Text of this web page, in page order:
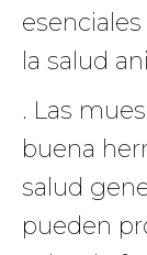
la salud
. Las
buena
salud
pueden